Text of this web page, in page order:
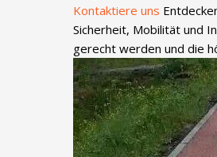
Kontaktiere uns
Sicherheit, Mobilität und
gerecht werden und die